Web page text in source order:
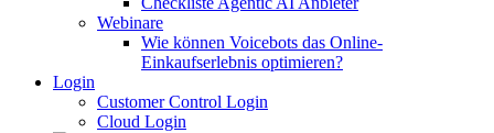
Webinare
Wie können Voicebots das Online-
Einkaufserlebnis optimieren?
Login
Customer Control Login
Cloud Login